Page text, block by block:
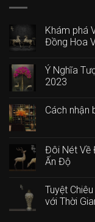
Khám phá
Đồng Hoa
Ý Nghĩa
2023
Cách nhận
Đôi Nét Về
Ấn Độ
Tuyệt
với Thời